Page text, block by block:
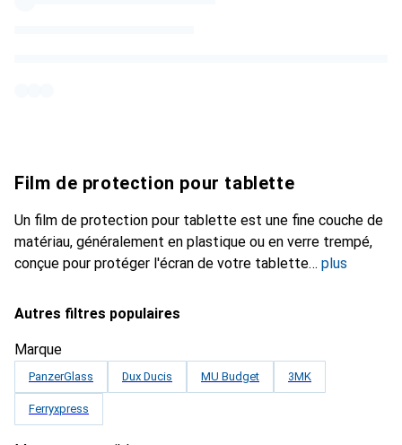
Film de protection pour tablette
Un film de protection pour tablette est une fine couche de
matériau, généralement en plastique ou en verre trempé,
conçue pour protéger l'écran de votre tablette
plus
Autres filtres populaires
Marque
PanzerGlass Dux Ducis MU Budget 3MK
Ferryxpress